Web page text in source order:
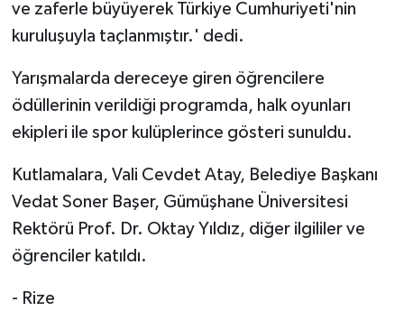
ve zaferle büyüyerek Türkiye Cumhuriyeti'nin
kuruluşuyla taçlanmıştır.' dedi.
Yarışmalarda dereceye giren öğrencilere
ödüllerinin verildiği programda, halk oyunları
ekipleri ile spor kulüplerince gösteri sunuldu.
Kutlamalara, Vali Cevdet Atay, Belediye Başkanı
Vedat Soner Başer, Gümüşhane Üniversitesi
Rektörü Prof. Dr. Oktay Yıldız, diğer ilgililer ve
öğrenciler katıldı.
- Rize